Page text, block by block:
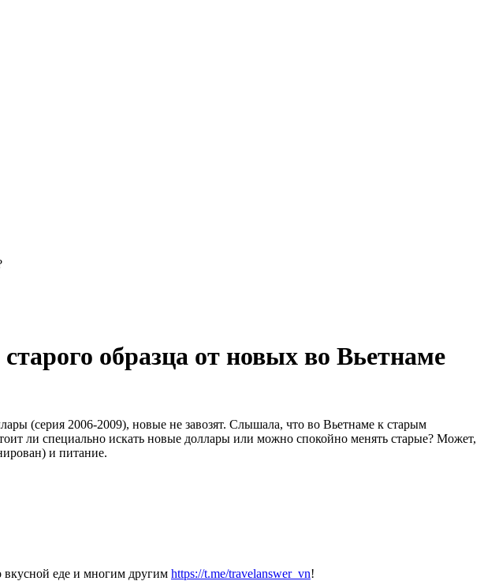
образца от новых во Вьетнаме
(серия 2006-2009), новые не завозят. Слышала, что во Вьетнаме к старым
ли специально искать новые доллары или можно спокойно менять старые? Может,
и питание.
вкусной еде и многим другим https://t.me/travelanswer_vn!